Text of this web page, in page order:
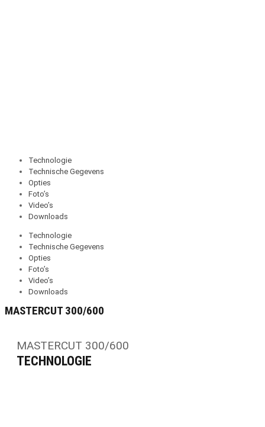
MASTERCUT 300/600
Technologie
Technische Gegevens
Opties
Foto’s
Video’s
Downloads
Technologie
Technische Gegevens
Opties
Foto’s
Video’s
Downloads
TECHNOLOGIE
MASTERCUT 300/600